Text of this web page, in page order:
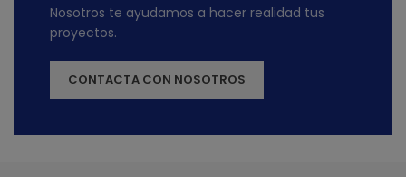
Nosotros te ayudamos a hacer realidad tus
proyectos.
CONTACTA CON NOSOTROS